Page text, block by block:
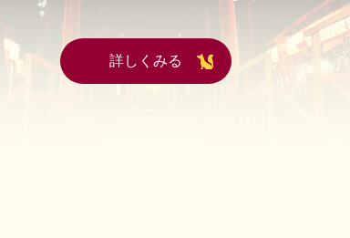
詳しくみる